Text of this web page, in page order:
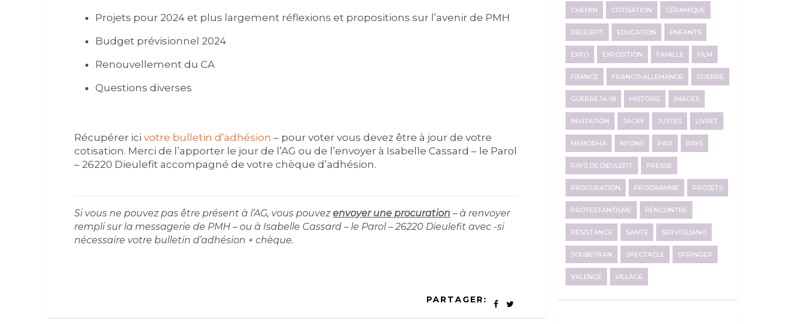
Projets pour 2024 et plus largement réflexions et propositions sur l’avenir de PMH
Budget prévisionnel 2024
Renouvellement du CA
Questions diverses
Récupérer ici votre bulletin d’adhésion – pour voter vous devez être à jour de votre
cotisation. Merci de l’apporter le jour de l’AG ou de l’envoyer à Isabelle Cassard – le Parol
– 26220 Dieulefit accompagné de votre chèque d’adhésion.
Si vous ne pouvez pas être présent à l’AG, vous pouvezenvoyer une procuration – à renvoyer
rempli sur la messagerie de PMH – ou à Isabelle Cassard – le Parol – 26220 Dieulefit avec -si
nécessaire votre bulletin d’adhésion + chèque.
PARTAGER:
CHEMIN COTISATION CÉRAMIQUE
DIEULEFIT EDUCATION ENFANTS
EXPO EXPOSITION FAMILLE FILM
FRANCE FRANCO-ALLEMANDE GUERRE
GUERRE 14-18 HISTOIRE IMAGES
INVITATION JACKY JUSTES LIVRET
MEMORHA NYONS PAIX PAYS
PAYS DE DIEULEFIT PRESSE
PROCURATION PROGRAMME PROJETS
PROTESTANTISME RENCONTRE
RÉSISTANCE SANTÉ SERVIGLIANO
SOUBEYRAN SPECTACLE SPRINGER
VALENCE VILLAGE